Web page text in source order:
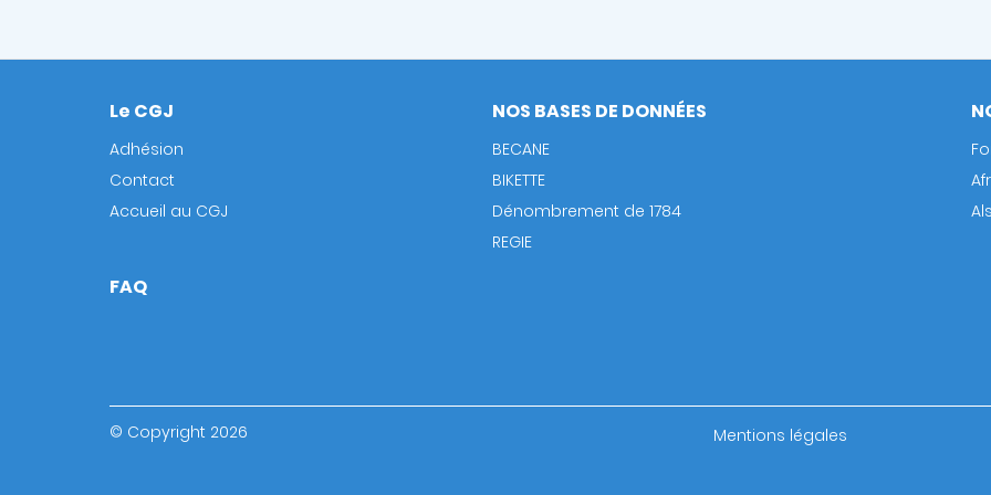
Footer
Le CGJ
Adhésion
Contact
Accueil au CGJ
NOS BASES DE DONNÉES
BECANE
BIKETTE
Dénombrement de 1784
REGIE
FAQ
© Copyright 2026
bottom
Mentions légales